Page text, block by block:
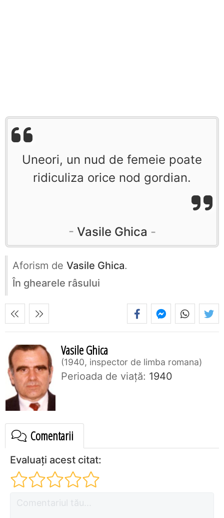
Uneori, un nud de femeie poate
ridiculiza orice nod gordian.
Vasile Ghica
Aforism de Vasile Ghica.
În ghearele râsului
Vasile Ghica
1940, inspector de limba romana
Perioada de viaţă: 1940
Comentarii
Evaluați acest citat: